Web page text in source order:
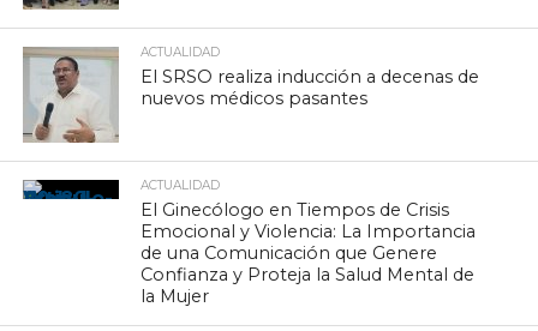
ACTUALIDAD
El SRSO realiza inducción a decenas de
nuevos médicos pasantes
ACTUALIDAD
El Ginecólogo en Tiempos de Crisis
Emocional y Violencia: La Importancia
de una Comunicación que Genere
Confianza y Proteja la Salud Mental de
la Mujer